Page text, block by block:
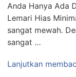
Anda Hanya Ada
Lemari Hias
sangat mewah.
sangat …
Lanjutkan